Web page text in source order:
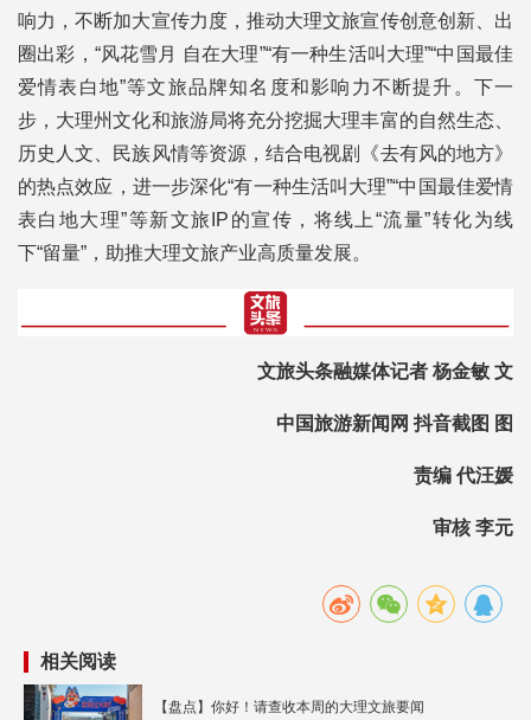
响力，不断加大宣传力度，推动大理文旅宣传创意创新、出
圈出彩，“风花雪月 自在大理”“有一种生活叫大理”“中国最佳
爱情表白地”等文旅品牌知名度和影响力不断提升。下一
步，大理州文化和旅游局将充分挖掘大理丰富的自然生态、
历史人文、民族风情等资源，结合电视剧《去有风的地方》
的热点效应，进一步深化“有一种生活叫大理”“中国最佳爱情
表白地大理”等新文旅IP的宣传，将线上“流量”转化为线
下“留量”，助推大理文旅产业高质量发展。
文旅头条融媒体记者 杨金敏 文
中国旅游新闻网 抖音截图 图
责编 代汪媛
审核 李元
相关阅读
【盘点】你好！请查收本周的大理文旅要闻